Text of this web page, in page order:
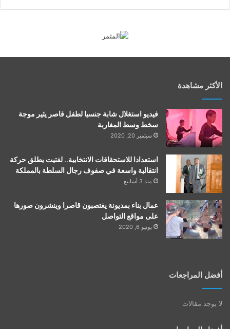
الأكثر مشاهدة
فيديو استغلال شابة جنسيا لطفل قاصر يثير موجة
سخط وسط المغاربة
سبتمبر 20, 2020
استعدادا للاستحقاقات الانتخابية.. لفتيت يطلق حركة
انتقالية واسعة في صفوف رجال السلطة بالمملكة
منذ 3 أسابيع
عمال بناء بمديونة يغتصبون قاصرا وينشرون صورها
على مواقع التواصل
يونيو 6, 2020
أفضل المراجعات
لا يوجد مقالات